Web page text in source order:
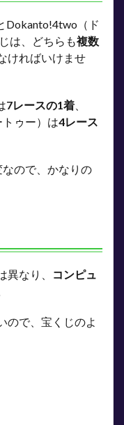
Dokanto!4two（ド
は、どちらも複数
ければいけませ
7レースの1着
ゥー）は4レース
ので、かなりの
なり、
コンピュ
ので、宝くじのよ